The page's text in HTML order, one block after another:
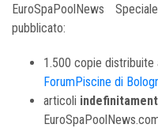
EuroSpaPoolNews
pubblicato:
1.500 copie
ForumPiscine di
articoli